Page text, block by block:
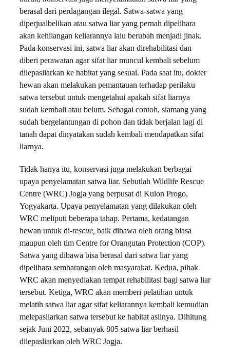
berasal dari perdagangan ilegal. Satwa-satwa yang
diperjualbelikan atau satwa liar yang pernah dipelihara
akan kehilangan keliarannya lalu berubah menjadi jinak.
Pada konservasi ini, satwa liar akan direhabilitasi dan
diberi perawatan agar sifat liar muncul kembali sebelum
dilepasliarkan ke habitat yang sesuai. Pada saat itu, dokter
hewan akan melakukan pemantauan terhadap perilaku
satwa tersebut untuk mengetahui apakah sifat liarnya
sudah kembali atau belum. Sebagai contoh, siamang yang
sudah bergelantungan di pohon dan tidak berjalan lagi di
tanah dapat dinyatakan sudah kembali mendapatkan sifat
liarnya.
Tidak hanya itu, konservasi juga melakukan berbagai
upaya penyelamatan satwa liar. Sebutlah Wildlife Rescue
Centre (WRC) Jogja yang berpusat di Kulon Progo,
Yogyakarta. Upaya penyelamatan yang dilakukan oleh
WRC meliputi beberapa tahap. Pertama, kedatangan
hewan untuk di-rescue, baik dibawa oleh orang biasa
maupun oleh tim Centre for Orangutan Protection (COP).
Satwa yang dibawa bisa berasal dari satwa liar yang
dipelihara sembarangan oleh masyarakat. Kedua, pihak
WRC akan menyediakan tempat rehabilitasi bagi satwa liar
tersebut. Ketiga, WRC akan memberi pelatihan untuk
melatih satwa liar agar sifat keliarannya kembali kemudian
melepasliarkan satwa tersebut ke habitat aslinya. Dihitung
sejak Juni 2022, sebanyak 805 satwa liar berhasil
dilepasliarkan oleh WRC Jogja.